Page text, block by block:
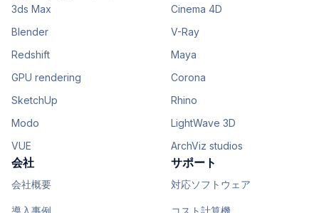
3ds Max
Cinema 4D
Blender
V-Ray
Redshift
Maya
GPU rendering
Corona
SketchUp
Rhino
Modo
LightWave 3D
VUE
ArchViz studios
会社
会社概要
サポート
対応ソフトウェア